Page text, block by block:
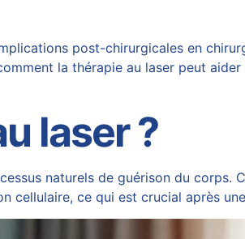
post-chirurgicales en
la thérapie au laser peut
laser ?
naturels de guérison du
cellulaire, ce qui est crucial après